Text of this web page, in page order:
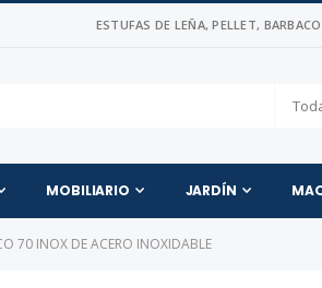
ESTUFAS DE LEÑA, PELLET,
MOBILIARIO JARDÍN
70 INOX DE ACERO INOXIDABLE